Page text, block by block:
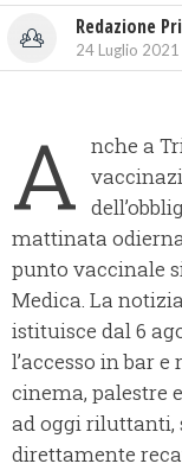
Redazione
24 Luglio
A nche a
mattinata
punto vaccinale
Medica. La
istituisce dal 6
l’accesso in bar
cinema, palestre
ad oggi riluttanti,
direttamente